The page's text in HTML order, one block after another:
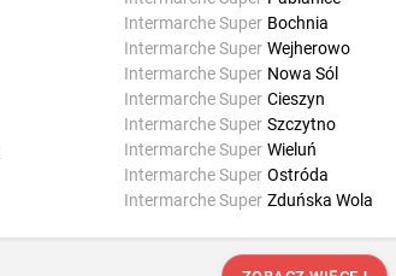
Intermarche Super Bochnia
Intermarche Super Wejherowo
Intermarche Super Nowa Sól
Intermarche Super Cieszyn
Intermarche Super Szczytno
Intermarche Super Wieluń
Intermarche Super Ostróda
Intermarche Super Zduńska Wola